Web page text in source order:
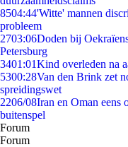
8504:44'Witte' mannen
probleem
2703:06Doden bij
Petersburg
3401:01Kind overleden na
5300:28Van den Brink zet
spreidingswet
2206/08Iran en Oman eens
buitenspel
Forum
Forum